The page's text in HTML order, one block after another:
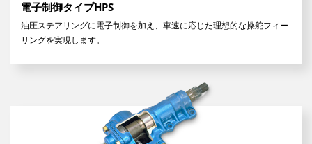
電子制御タイプHPS
油圧ステアリングに電子制御を加え、車速に応じた理想的な操舵フィー
リングを実現します。